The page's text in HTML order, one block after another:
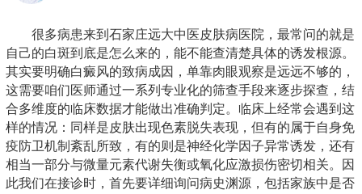
很多病患来到石家庄远大中医皮肤病医院，最常问的就是
自己的白斑到底是怎么来的，能不能查清楚具体的诱发根源。
其实要明确白癜风的致病成因，单靠肉眼观察是远远不够的，
这需要咱们医师通过一系列专业化的筛查手段来逐步探查，结
合多维度的临床数据才能做出准确判定。临床上经常会遇到这
样的情况：同样是皮肤出现色素脱失表现，但有的属于自身免
疫防卫机制紊乱所致，有的则是神经化学因子异常诱发，还有
相当一部分与微量元素代谢失衡或氧化应激损伤密切相关。因
此我们在接诊时，首先要详细询问病史渊源，包括家族中是否